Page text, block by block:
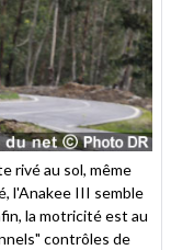
rivé au sol, même
l'Anakee III semble
la motricité est au
contrôles de